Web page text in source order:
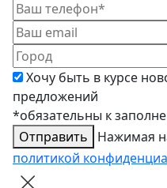
Хочу быть в курсе
предложений
*обязательны к
Отправить
Нажимая
политикой